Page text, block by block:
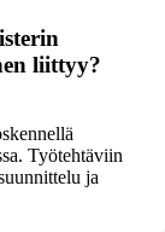
liittyy?
Työtehtäviin
ja